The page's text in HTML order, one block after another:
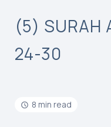
(5) SURAH
24-30
8 min read